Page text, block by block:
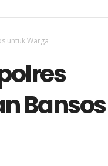
untuk Warga
Bansos